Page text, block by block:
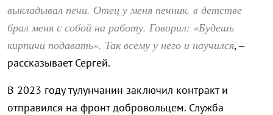
выкладывал печи. Отец у меня печник, в детстве
брал меня с собой на работу. Говорил: «Будешь
кирпичи подавать». Так всему у него и научился, –
рассказывает Сергей.
В 2023 году тулунчанин заключил контракт и
отправился на фронт добровольцем. Служба